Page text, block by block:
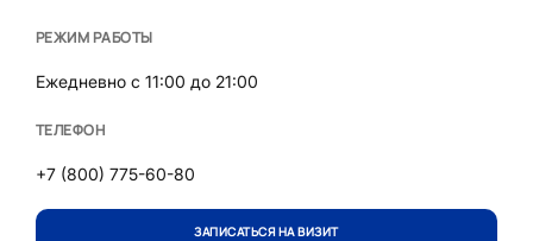
РЕЖИМ РАБОТЫ
Ежедневно с 11:00 до 21:00
ТЕЛЕФОН
+7 (800) 775-60-80
ЗАПИСАТЬСЯ НА ВИЗИТ